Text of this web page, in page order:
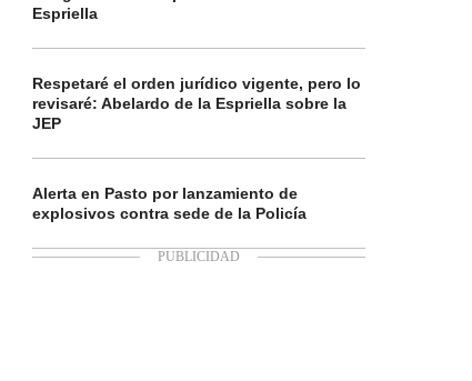
Espriella
Respetaré el orden jurídico vigente, pero lo
revisaré: Abelardo de la Espriella sobre la
JEP
Alerta en Pasto por lanzamiento de
explosivos contra sede de la Policía